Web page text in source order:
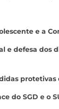
e a
e defesa dos
protetivas
do SGD e o